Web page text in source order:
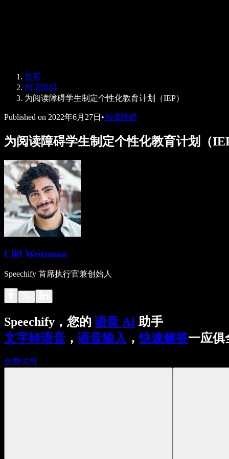
SIMBA 语音助手
Speechify 开发者服务
首页
阅读障碍
为阅读障碍学生制定个性化教育计划（IEP）
Published on 2022年6月27日 •阅读障碍
为阅读障碍学生制定个性化教育计划（
Cliff Weitzman
Speechify 首席执行官兼创始人
Speechify，您的 语音 AI 助手
文字转语音 ， 语音输入 ，快速解答一应俱
免费试用